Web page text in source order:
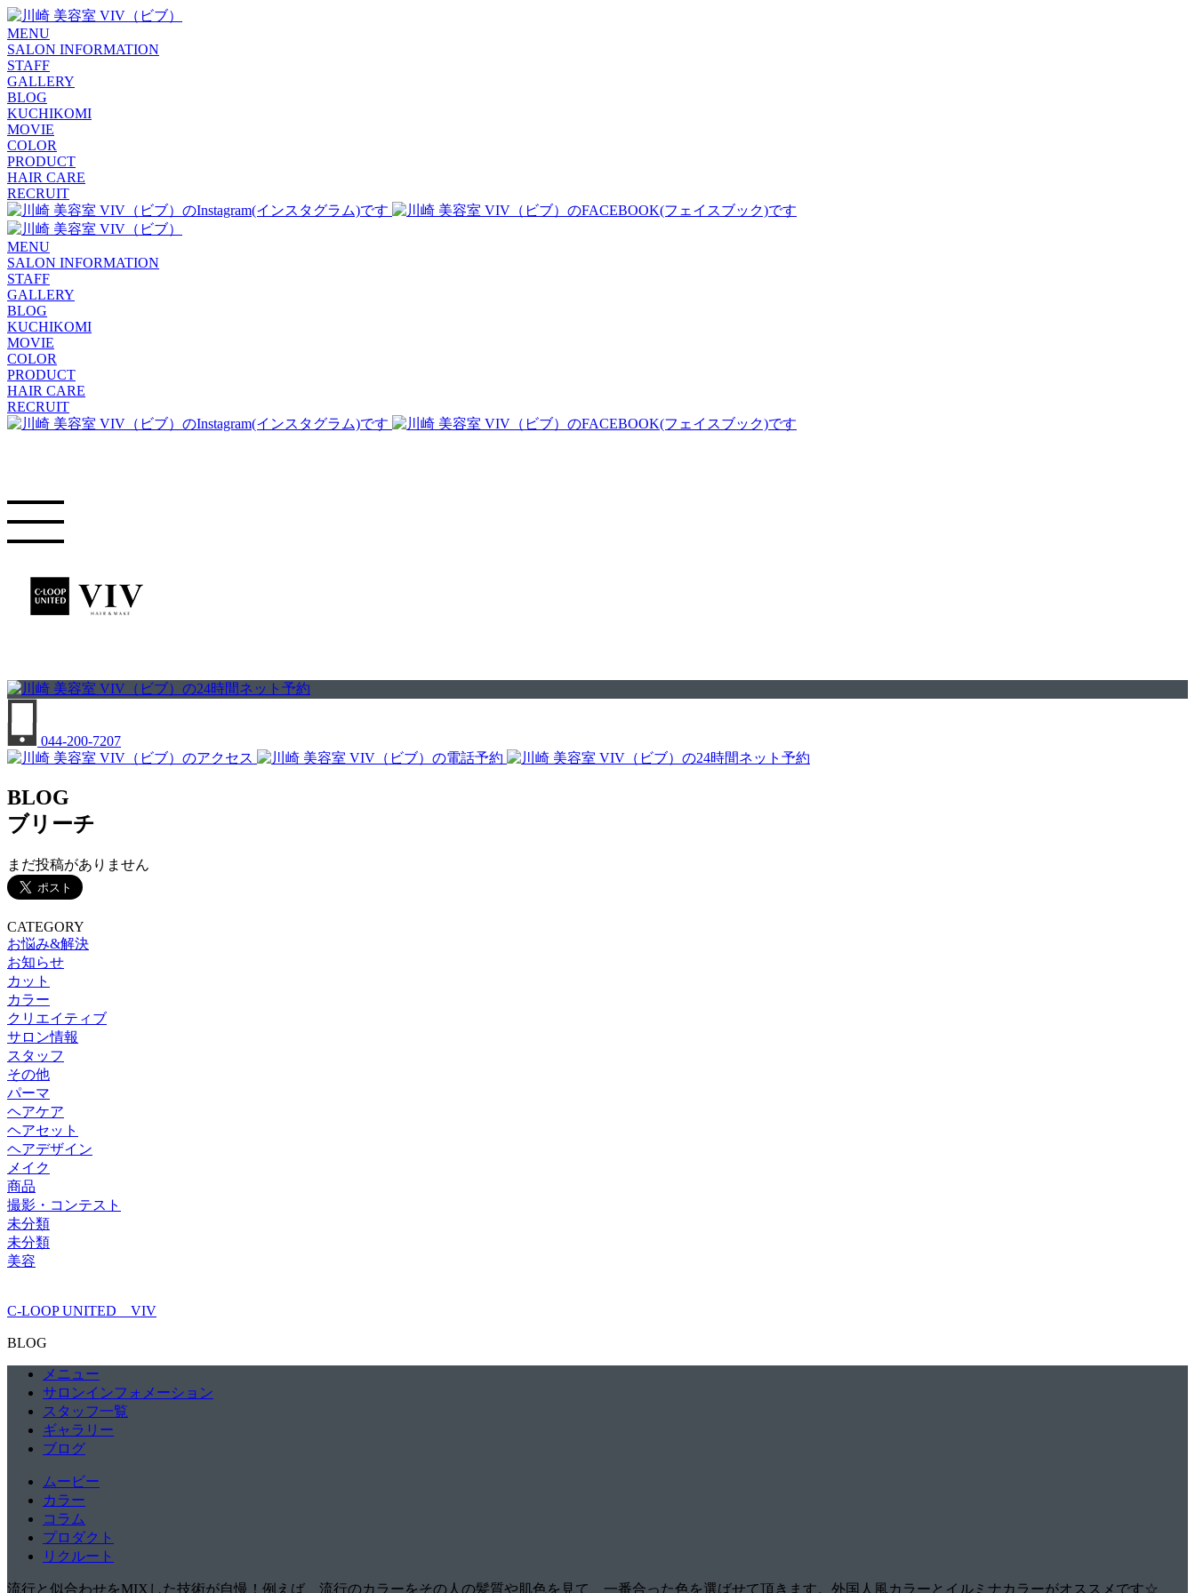
MENU
SALON INFORMATION
STAFF
GALLERY
BLOG
KUCHIKOMI
MOVIE
COLOR
PRODUCT
HAIR CARE
RECRUIT
MENU
SALON INFORMATION
STAFF
GALLERY
BLOG
KUCHIKOMI
MOVIE
COLOR
PRODUCT
HAIR CARE
RECRUIT
044-200-7207
BLOG
ブリーチ
まだ投稿がありません
CATEGORY
お悩み&解決
お知らせ
カット
カラー
クリエイティブ
サロン情報
スタッフ
その他
パーマ
ヘアケア
ヘアセット
ヘアデザイン
メイク
商品
撮影・コンテスト
未分類
未分類
美容
C-LOOP UNITED VIV
BLOG
メニュー
サロンインフォメーション
スタッフ一覧
ギャラリー
ブログ
ムービー
カラー
コラム
プロダクト
リクルート
流行と似合わせをMIXした技術が自慢！例えば、流行のカラーをその人の髪質や肌色を見て、一番合った色を選ばせて頂きます。外国人風カラーとイルミナカラーがオススメです☆